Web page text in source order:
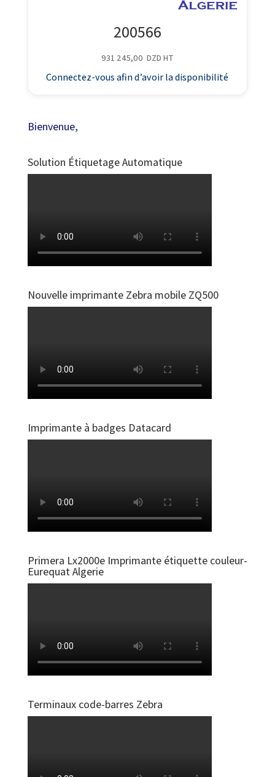
200566
931 245,00 DZD HT
Connectez-vous afin d’avoir la disponibilité
Bienvenue,
Solution Étiquetage Automatique
Nouvelle imprimante Zebra mobile ZQ500
Imprimante à badges Datacard
Primera Lx2000e Imprimante étiquette couleur-
Eurequat Algerie
Terminaux code-barres Zebra